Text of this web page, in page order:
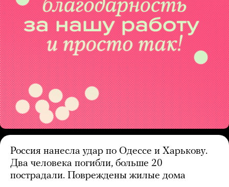
Россия нанесла удар по Одессе и Харькову.
Два человека погибли, больше 20
пострадали. Повреждены жилые дома